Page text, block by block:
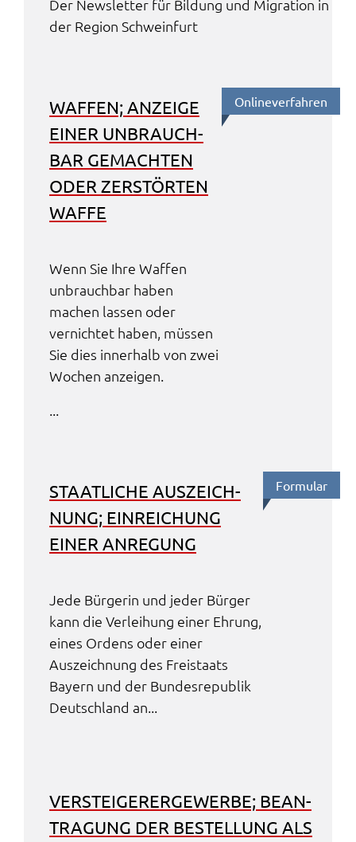
Der News­let­ter für Bildung und Migra­ti­on in
der Regi­on Schwein­furt
WAFFEN; ANZEI­GE
EINER UNBRAUCH­
BAR GEMACH­TEN
ODER ZERSTÖR­TEN
WAFFE
Wenn Sie Ihre Waffen
unbrauch­bar haben
machen lassen oder
vernich­tet haben, müssen
Sie dies inner­halb von zwei
Wochen anzei­gen.
...
Online­ver­fah­ren
STAAT­LI­CHE AUSZEICH­
NUNG; EINREI­CHUNG
EINER ANRE­GUNG
Jede Bürge­rin und jeder Bürger
kann die Verlei­hung einer Ehrung,
eines Ordens oder einer
Auszeich­nung des Frei­staats
Bayern und der Bundes­re­pu­blik
Deutsch­land an...
Formu­lar
VERSTEI­GE­RER­GE­WER­BE; BEAN­
TRA­GUNG DER BESTEL­LUNG ALS